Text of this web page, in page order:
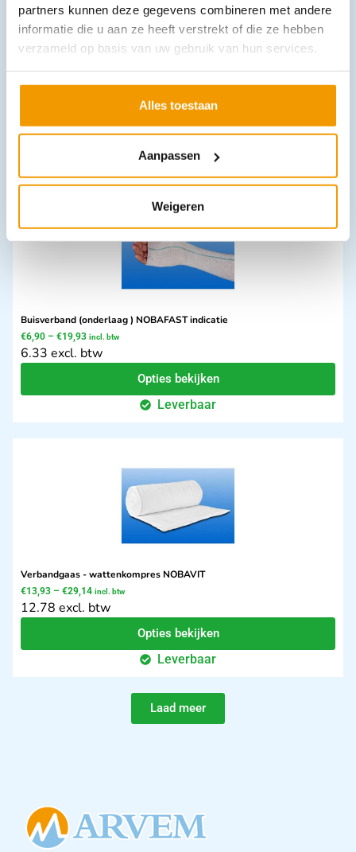
partners kunnen deze gegevens combineren met andere
informatie die u aan ze heeft verstrekt of die ze hebben
verzameld op basis van uw gebruik van hun services.
Alles toestaan
Aanpassen
Weigeren
€7,58 – €8,67 incl. btw
Opties bekijken
Leverbaar
Buisverband (onderlaag ) NOBAFAST indicatie
€6,90 – €19,93 incl. btw
6.33 excl. btw
Opties bekijken
Leverbaar
Verbandgaas - wattenkompres NOBAVIT
€13,93 – €29,14 incl. btw
12.78 excl. btw
Opties bekijken
Leverbaar
Laad meer